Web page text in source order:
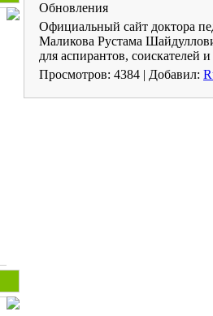
Обновления
Официальный сайт доктора
Маликова Рустама
для аспирантов, соискателей
Просмотров: 4384 | Добавил: